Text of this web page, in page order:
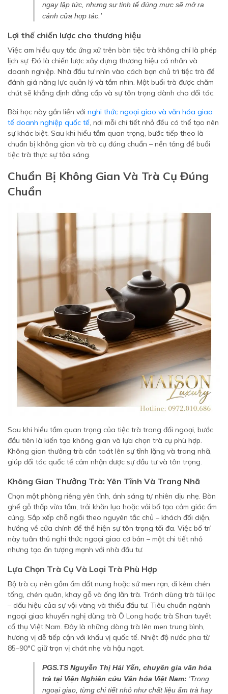
ngay lập tức, nhưng sự tinh tế đúng mực sẽ mở ra
cánh cửa hợp tác.'
Lợi thế chiến lược cho thương hiệu
Việc am hiểu quy tắc ứng xử trên bàn tiệc trà không chỉ là phép
lịch sự. Đó là chiến lược xây dựng thương hiệu cá nhân và
doanh nghiệp. Nhà đầu tư nhìn vào cách bạn chủ trì tiệc trà để
đánh giá năng lực quản lý và tầm nhìn. Một buổi trà được chăm
chút sẽ khẳng định đẳng cấp và sự tôn trọng dành cho đối tác.
Bài học này gắn liền với nghi thức ngoại giao và văn hóa giao
tế doanh nghiệp quốc tế, nơi mỗi chi tiết nhỏ đều có thể tạo nên
sự khác biệt. Sau khi hiểu tầm quan trọng, bước tiếp theo là
chuẩn bị không gian và trà cụ đúng chuẩn – nền tảng để buổi
tiệc trà thực sự tỏa sáng.
Chuẩn Bị Không Gian Và Trà Cụ Đúng
Chuẩn
Sau khi hiểu tầm quan trọng của tiệc trà trong đối ngoại, bước
đầu tiên là kiến tạo không gian và lựa chọn trà cụ phù hợp.
Không gian thưởng trà cần toát lên sự tĩnh lặng và trang nhã,
giúp đối tác quốc tế cảm nhận được sự đầu tư và tôn trọng.
Không Gian Thưởng Trà: Yên Tĩnh Và Trang Nhã
Chọn một phòng riêng yên tĩnh, ánh sáng tự nhiên dịu nhẹ. Bàn
ghế gỗ thấp vừa tầm, trải khăn lụa hoặc vải bố tạo cảm giác ấm
cúng. Sắp xếp chỗ ngồi theo nguyên tắc chủ – khách đối diện,
hướng về cửa chính để thể hiện sự tôn trọng tối đa. Việc bố trí
này tuân thủ nghi thức ngoại giao cơ bản – một chi tiết nhỏ
nhưng tạo ấn tượng mạnh với nhà đầu tư.
Lựa Chọn Trà Cụ Và Loại Trà Phù Hợp
Bộ trà cụ nên gồm ấm đất nung hoặc sứ men rạn, đi kèm chén
tống, chén quân, khay gỗ và ống lăn trà. Tránh dùng trà túi lọc
– dấu hiệu của sự vội vàng và thiếu đầu tư. Tiêu chuẩn ngành
ngoại giao khuyến nghị dùng trà Ô Long hoặc trà Shan tuyết
cổ thụ Việt Nam. Đây là những dòng trà lên men trung bình,
hương vị dễ tiếp cận với khẩu vị quốc tế. Nhiệt độ nước pha từ
85–90°C giữ trọn vị chát nhẹ và hậu ngọt.
PGS.TS Nguyễn Thị Hải Yến, chuyên gia văn hóa
trà tại Viện Nghiên cứu Văn hóa Việt Nam: 'Trong
ngoại giao, từng chi tiết nhỏ như chất liệu ấm trà hay